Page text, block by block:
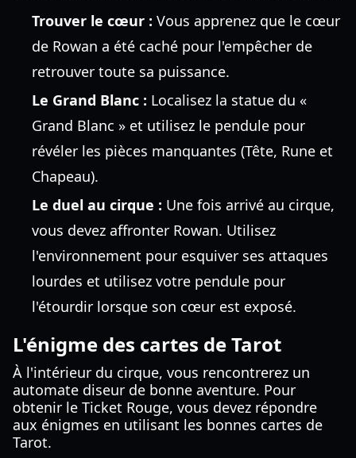
Trouver le cœur : Vous apprenez que le cœur
de Rowan a été caché pour l'empêcher de
retrouver toute sa puissance.
Le Grand Blanc : Localisez la statue du «
Grand Blanc » et utilisez le pendule pour
révéler les pièces manquantes (Tête, Rune et
Chapeau).
Le duel au cirque : Une fois arrivé au cirque,
vous devez affronter Rowan. Utilisez
l'environnement pour esquiver ses attaques
lourdes et utilisez votre pendule pour
l'étourdir lorsque son cœur est exposé.
L'énigme des cartes de Tarot
À l'intérieur du cirque, vous rencontrerez un
automate diseur de bonne aventure. Pour
obtenir le Ticket Rouge, vous devez répondre
aux énigmes en utilisant les bonnes cartes de
Tarot.